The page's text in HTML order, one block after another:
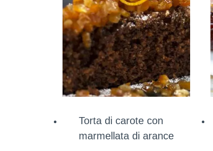
Torta di carote con
marmellata di arance